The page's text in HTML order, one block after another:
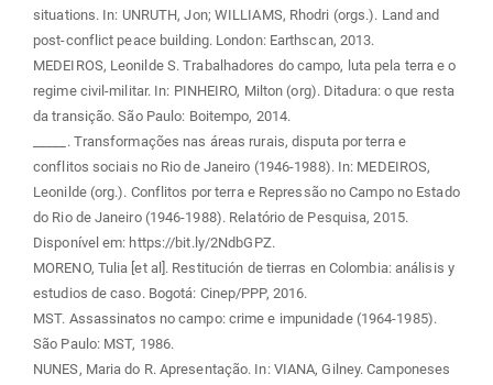
situations. In: UNRUTH, Jon; WILLIAMS, Rhodri (orgs.). Land and
post-conflict peace building. London: Earthscan, 2013.
MEDEIROS, Leonilde S. Trabalhadores do campo, luta pela terra e o
regime civil-militar. In: PINHEIRO, Milton (org). Ditadura: o que resta
da transição. São Paulo: Boitempo, 2014.
_____. Transformações nas áreas rurais, disputa por terra e
conflitos sociais no Rio de Janeiro (1946-1988). In: MEDEIROS,
Leonilde (org.). Conflitos por terra e Repressão no Campo no Estado
do Rio de Janeiro (1946-1988). Relatório de Pesquisa, 2015.
Disponível em: https://bit.ly/2NdbGPZ.
MORENO, Tulia [et al]. Restitución de tierras en Colombia: análisis y
estudios de caso. Bogotá: Cinep/PPP, 2016.
MST. Assassinatos no campo: crime e impunidade (1964-1985).
São Paulo: MST, 1986.
NUNES, Maria do R. Apresentação. In: VIANA, Gilney. Camponeses